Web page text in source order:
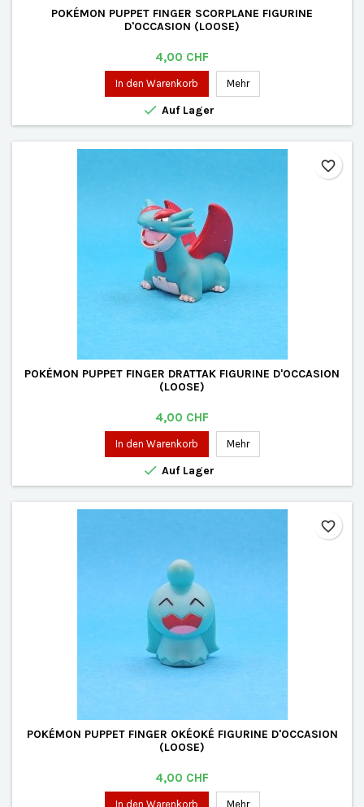
POKÉMON PUPPET FINGER SCORPLANE FIGURINE
D'OCCASION (LOOSE)
Preis
4,00 CHF
In den Warenkorb Mehr
 Auf Lager
POKÉMON PUPPET FINGER DRATTAK FIGURINE D'OCCASION
(LOOSE)
Preis
4,00 CHF
In den Warenkorb Mehr
 Auf Lager
favorite_border
POKÉMON PUPPET FINGER OKÉOKÉ FIGURINE D'OCCASION
(LOOSE)
Preis
4,00 CHF
In den Warenkorb Mehr
favorite_border